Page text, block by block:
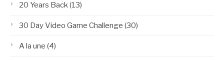
20 Years Back(13)
30 Day Video Game Challenge (30)
A la une (4)